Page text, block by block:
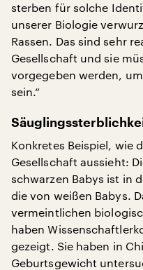
sterben für solche
unserer Biologie
Rassen. Das sind sehr
Gesellschaft und sie
vorgegeben werden,
sein.“
Konkretes Beispiel, wie
Gesellschaft aussieht:
schwarzen Babys ist in
die von weißen Babys.
vermeintlichen
haben
gezeigt. Sie haben in
Geburtsgewicht